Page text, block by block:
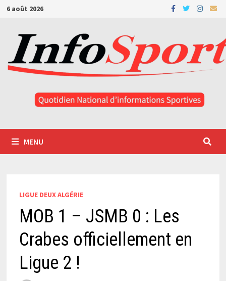
Passer
contenu
6 août 2026
MENU
LIGUE DEUX ALGÉRIE
MOB 1 – JSMB 0 : Les
Crabes officiellement en
Ligue 2 !